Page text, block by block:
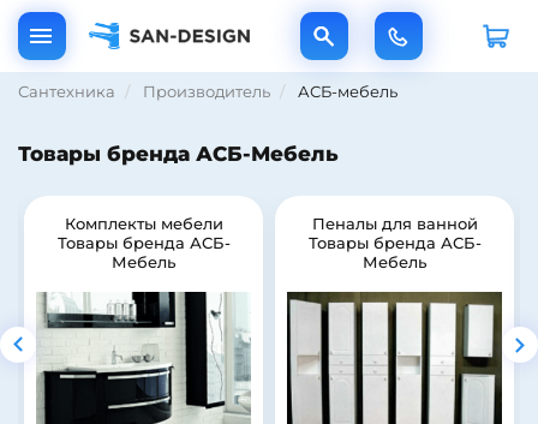
Сантехника Производитель АСБ-мебель
Товары бренда АСБ-Мебель
Комплекты мебели
Товары бренда АСБ-
Мебель
Пеналы для ванной
Товары бренда АСБ-
Мебель